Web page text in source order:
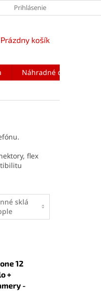
Prihlásenie
NÁKUPNÝ
Prázdny košík
Náhradné diely na
flex
sklá
12
12
+
-